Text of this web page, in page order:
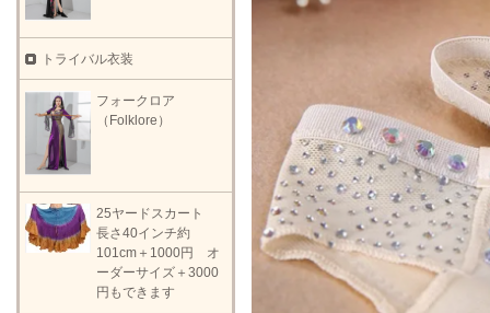
トライバル衣装
フォークロア
（Folklore）
25ヤードスカート
長さ40インチ約
101cm＋1000円 オ
ーダーサイズ＋3000
円もできます